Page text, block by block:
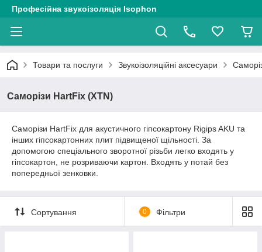
Професійна звукоізоляція Isophon
Товари та послуги Звукоізоляційні аксесуари
Саморізи HartFix (XTN)
Саморізи HartFix для акустичного гіпсокартону Rigips AKU та
інших гіпсокартонних плит підвищеної щільності. За
допомогою спеціального зворотної різьби легко входять у
гіпсокартон, не розриваючи картон. Входять у потай без
попередньої зенковки.
Сортування 0 Фільтри